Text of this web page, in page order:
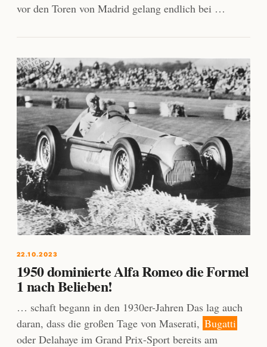
vor den Toren von Madrid gelang endlich bei …
22.10.2023
1950 dominierte Alfa Romeo die Formel
1 nach Belieben!
… schaft begann in den 1930er-Jahren Das lag auch
daran, dass die großen Tage von Maserati, Bugatti
oder Delahaye im Grand Prix-Sport bereits am